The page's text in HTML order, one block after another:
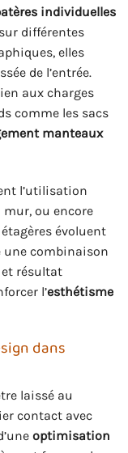
individuelles
différentes
elles
de l’entrée.
aux charges
comme les sacs
manteaux
l’utilisation
mur, ou encore
évoluent
une combinaison
et résultat
l’esthétisme
dans
laissé au
contact avec
optimisation